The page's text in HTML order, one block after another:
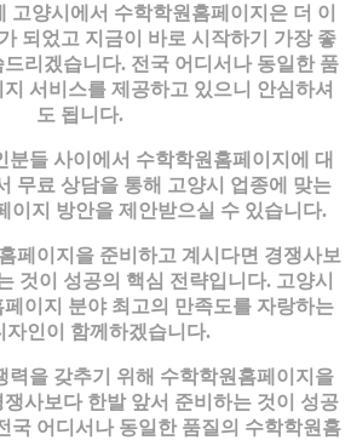
고양시에서 수학학원홈페이지은 더 이
되었고 지금이 바로 시작하기 가장 좋
리겠습니다. 전국 어디서나 동일한 품
서비스를 제공하고 있으니 안심하셔
도 됩니다.
분들 사이에서 수학학원홈페이지에 대
무료 상담을 통해 고양시 업종에 맞는
이지 방안을 제안받으실 수 있습니다.
페이지을 준비하고 계시다면 경쟁사보
것이 성공의 핵심 전략입니다. 고양시
이지 분야 최고의 만족도를 자랑하는
자인이 함께하겠습니다.
력을 갖추기 위해 수학학원홈페이지을
사보다 한발 앞서 준비하는 것이 성공
국 어디서나 동일한 품질의 수학학원홈